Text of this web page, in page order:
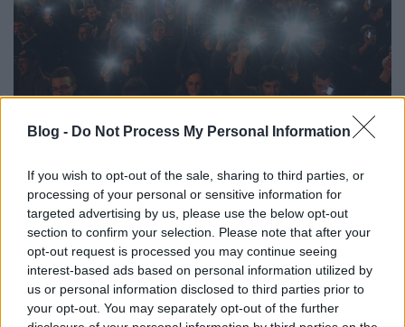
Blog - Do Not Process My Personal Information
If you wish to opt-out of the sale, sharing to third parties, or
processing of your personal or sensitive information for
targeted advertising by us, please use the below opt-out
section to confirm your selection. Please note that after your
opt-out request is processed you may continue seeing
interest-based ads based on personal information utilized by
us or personal information disclosed to third parties prior to
your opt-out. You may separately opt-out of the further
csak a torrentezés, hanem a szabad
internet megszüntetése felé
JámborAndrás•2015. október 28.
A tegnapi napon az Európai Parlament lényegében
elfogadta a kormányfők vezette Európai Tanács
összes ajánlását a netsemlegességről szóló